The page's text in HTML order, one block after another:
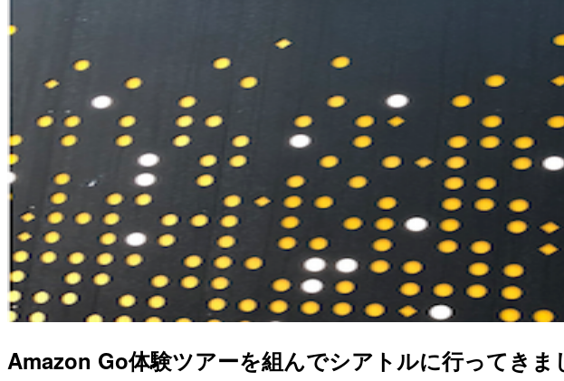
Amazon Go体験ツアーを組んでシアトルに行ってきま